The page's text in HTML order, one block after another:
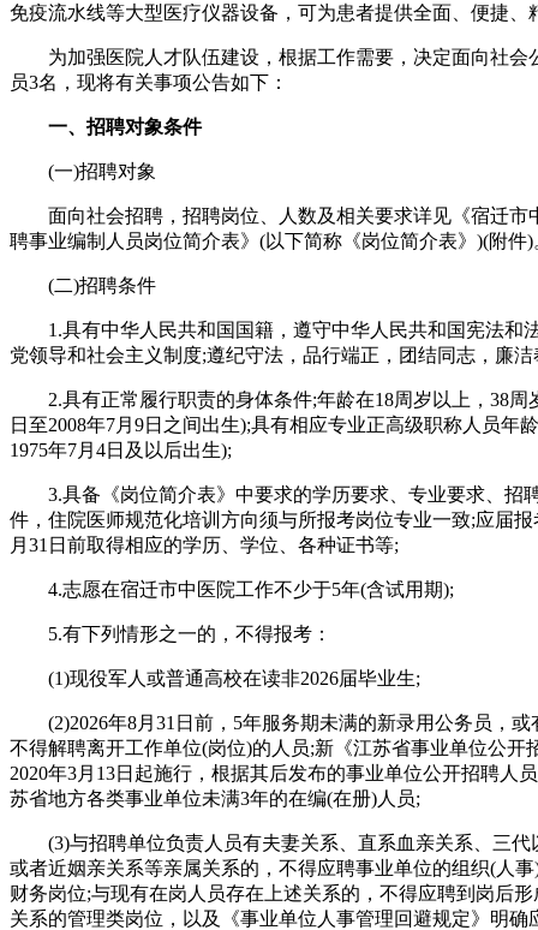
免疫流水线等大型医疗仪器设备，可为患者提供全面、便捷、
为加强医院人才队伍建设，根据工作需要，决定面向社会
员3名，现将有关事项公告如下：
一、招聘对象条件
(一)招聘对象
面向社会招聘，招聘岗位、人数及相关要求详见《宿迁市
聘事业编制人员岗位简介表》(以下简称《岗位简介表》)(附件)
(二)招聘条件
1.具有中华人民共和国国籍，遵守中华人民共和国宪法和
党领导和社会主义制度;遵纪守法，品行端正，团结同志，廉洁
2.具有正常履行职责的身体条件;年龄在18周岁以上，38周
日至2008年7月9日之间出生);具有相应专业正高级职称人员年
1975年7月4日及以后出生);
3.具备《岗位简介表》中要求的学历要求、专业要求、招
件，住院医师规范化培训方向须与所报考岗位专业一致;应届报
月31日前取得相应的学历、学位、各种证书等;
4.志愿在宿迁市中医院工作不少于5年(含试用期);
5.有下列情形之一的，不得报考：
(1)现役军人或普通高校在读非2026届毕业生;
(2)2026年8月31日前，5年服务期未满的新录用公务员，或
不得解聘离开工作单位(岗位)的人员;新《江苏省事业单位公开
2020年3月13日起施行，根据其后发布的事业单位公开招聘人
苏省地方各类事业单位未满3年的在编(在册)人员;
(3)与招聘单位负责人员有夫妻关系、直系血亲关系、三代
或者近姻亲关系等亲属关系的，不得应聘事业单位的组织(人
财务岗位;与现有在岗人员存在上述关系的，不得应聘到岗后
关系的管理类岗位，以及《事业单位人事管理回避规定》明确